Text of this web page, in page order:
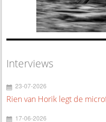
Interviews
23-07-2026
Rien van Horik legt de
17-06-2026